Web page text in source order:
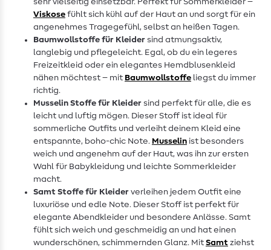
sehr vielseitig einsetzbar. Perfekt für Sommerkleider –
Viskose fühlt sich kühl auf der Haut an und sorgt für ein
angenehmes Tragegefühl, selbst an heißen Tagen.
Baumwollstoffe für Kleider sind atmungsaktiv,
langlebig und pflegeleicht. Egal, ob du ein legeres
Freizeitkleid oder ein elegantes Hemdblusenkleid
nähen möchtest – mit Baumwollstoffe liegst du immer
richtig.
Musselin Stoffe für Kleider sind perfekt für alle, die es
leicht und luftig mögen. Dieser Stoff ist ideal für
sommerliche Outfits und verleiht deinem Kleid eine
entspannte, boho-chic Note. Musselin ist besonders
weich und angenehm auf der Haut, was ihn zur ersten
Wahl für Babykleidung und leichte Sommerkleider
macht.
Samt Stoffe für Kleider verleihen jedem Outfit eine
luxuriöse und edle Note. Dieser Stoff ist perfekt für
elegante Abendkleider und besondere Anlässe. Samt
fühlt sich weich und geschmeidig an und hat einen
wunderschönen, schimmernden Glanz. Mit Samt ziehst